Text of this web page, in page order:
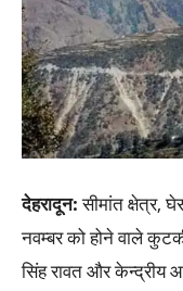
देहरादून:सीमांत क्षेत्र,
नवम्बर को होने वाले
सिंह रावत और केन्द्रीय